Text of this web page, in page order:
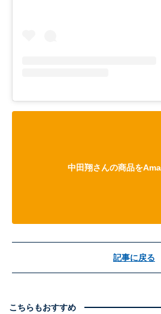
中田翔さんの商品を
記事に戻る
こちらもおすすめ